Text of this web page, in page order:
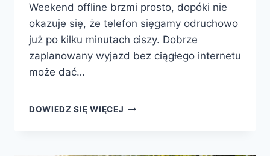
Weekend offline brzmi prosto, dopóki nie
okazuje się, że telefon sięgamy odruchowo
już po kilku minutach ciszy. Dobrze
zaplanowany wyjazd bez ciągłego internetu
może dać…
DOWIEDZ SIĘ WIĘCEJ WEEKEND